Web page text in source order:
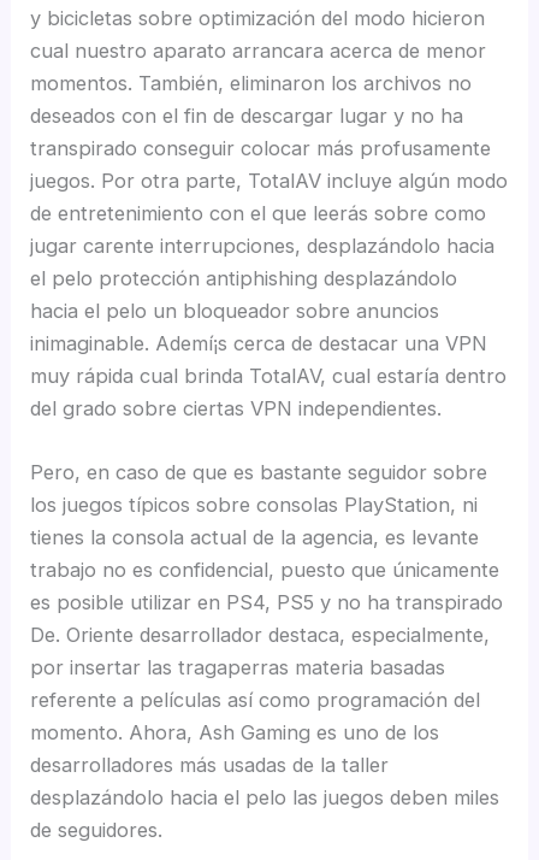
y bicicletas sobre optimización del modo hicieron
cual nuestro aparato arrancara acerca de menor
momentos. También, eliminaron los archivos no
deseados con el fin de descargar lugar y no ha
transpirado conseguir colocar más profusamente
juegos. Por otra parte, TotalAV incluye algún modo
de entretenimiento con el que leerás sobre como
jugar carente interrupciones, desplazándolo hacia
el pelo protección antiphishing desplazándolo
hacia el pelo un bloqueador sobre anuncios
inimaginable. Ademí¡s cerca de destacar una VPN
muy rápida cual brinda TotalAV, cual estaría dentro
del grado sobre ciertas VPN independientes.
Pero, en caso de que es bastante seguidor sobre
los juegos típicos sobre consolas PlayStation, ni
tienes la consola actual de la agencia, es levante
trabajo no es confidencial, puesto que únicamente
es posible utilizar en PS4, PS5 y no ha transpirado
De. Oriente desarrollador destaca, especialmente,
por insertar las tragaperras materia basadas
referente a películas así­ como programación del
momento. Ahora, Ash Gaming es uno de los
desarrolladores más usadas de la taller
desplazándolo hacia el pelo las juegos deben miles
de seguidores.